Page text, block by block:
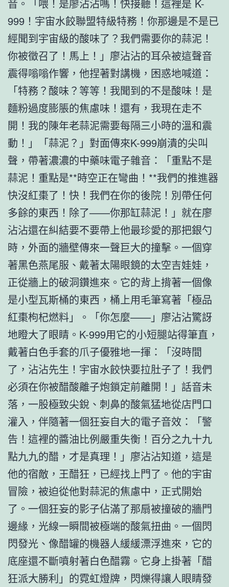
音。「喂！是廖沾沾嗎！快接聽！這裡是 K-
999！宇宙水餃聯盟特級特務！你那邊是不是已
經聞到宇宙級的酸味了？我們需要你的蒜泥！
你被徵召了！馬上！」廖沾沾的耳朵被這聲音
震得嗡嗡作響，他捏著對講機，困惑地喊道：
「特務？酸味？等等！我聞到的不是酸味！是
麵粉過度膨脹的焦慮味！還有，我現在走不
開！我的陳年老蒜泥需要每隔三小時的溫和震
動！」「蒜泥？」對面傳來K-999崩潰的尖叫
聲，帶著濃濃的中藥味電子雜音：「重點不是
蒜泥！重點是**時空正在彎曲！**我們的推進器
快沒紅棗了！快！我們在你的後院！別帶任何
多餘的東西！除了——你那缸蒜泥！」就在廖
沾沾還在糾結要不要帶上他最珍愛的那把銀勺
時，外面的牆壁傳來一聲巨大的撞擊。一個穿
著黑色燕尾服、戴著太陽眼鏡的太空吉娃娃，
正從牆上的破洞鑽進來。它的背上揹著一個像
是小型瓦斯桶的東西，桶上用毛筆寫著「極品
紅棗枸杞燃料」。「你怎麼——」廖沾沾驚訝
地瞪大了眼睛。K-999用它的小短腿站得筆直，
戴著白色手套的爪子優雅地一揮：「沒時間
了，沾沾先生！宇宙水餃快要拉肚子了！我們
必須在你被醋酸離子炮鎖定前離開！」話音未
落，一股極致尖銳、刺鼻的酸氣猛地從店門口
灌入，伴隨著一個狂妄自大的電子音效：「警
告！這裡的醬油比例嚴重失衡！百分之九十九
點九九的醋，才是真理！」廖沾沾知道，這是
他的宿敵，王醋狂，已經找上門了。他的宇宙
冒險，被迫從他對蒜泥的焦慮中，正式開始
了。一個狂妄的影子佔滿了那扇被撞破的牆門
邊緣，光線一瞬間被極端的酸氣扭曲。一個閃
閃發光、像醋罐的機器人緩緩漂浮進來，它的
底座還不斷噴射著白色醋霧。它身上掛著「醋
狂派大勝利」的霓虹燈牌，閃爍得讓人眼睛發